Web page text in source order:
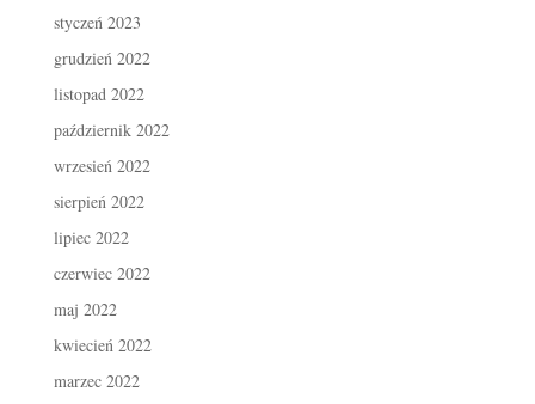
styczeń 2023
grudzień 2022
listopad 2022
październik 2022
wrzesień 2022
sierpień 2022
lipiec 2022
czerwiec 2022
maj 2022
kwiecień 2022
marzec 2022